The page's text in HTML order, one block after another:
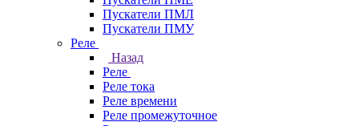
Пускатели ПМЛ
Пускатели ПМУ
Реле
Назад
Реле
Реле тока
Реле времени
Реле промежуточное